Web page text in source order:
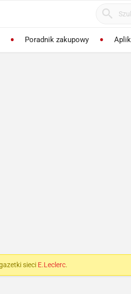
Poradnik zakupowy
sieci E.Leclerc.